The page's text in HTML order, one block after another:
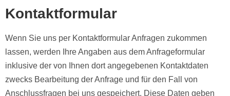
Kontaktformular
Wenn Sie uns per Kontaktformular Anfragen zukommen
lassen, werden Ihre Angaben aus dem Anfrageformular
inklusive der von Ihnen dort angegebenen Kontaktdaten
zwecks Bearbeitung der Anfrage und für den Fall von
Anschlussfragen bei uns gespeichert. Diese Daten geben